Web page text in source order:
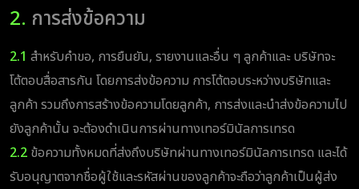
2. การส่งข้อความ
2.1 สำหรับคำขอ, การยืนยัน, รายงานและอื่น ๆ ลูกค้าและ บริษัทจะ
โต้ตอบสื่อสารกัน โดยการส่งข้อความ การโต้ตอบระหว่างบริษัทและ
ลูกค้า รวมถึงการสร้างข้อความโดยลูกค้า, การส่งและนำส่งข้อความไป
ยังลูกค้านั้น จะต้องดำเนินการผ่านทางเทอร์มินัลการเทรด
2.2 ข้อความทั้งหมดที่ส่งถึงบริษัทผ่านทางเทอร์มินัลการเทรด และได้
รับอนุญาตจากชื่อผู้ใช้และรหัสผ่านของลูกค้าจะถือว่าลูกค้าเป็นผู้ส่ง